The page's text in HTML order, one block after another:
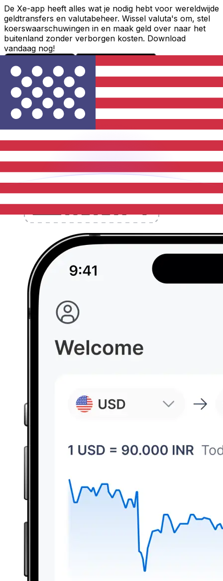
De Xe-app heeft alles wat je nodig hebt voor wereldwijde
geldtransfers en valutabeheer. Wissel valuta's om, stel
koerswaarschuwingen in en maak geld over naar het
buitenland zonder verborgen kosten. Download
vandaag nog!